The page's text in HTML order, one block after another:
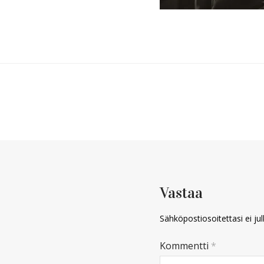
Vastaa
Sähköpostiosoitettasi ei
Kommentti *